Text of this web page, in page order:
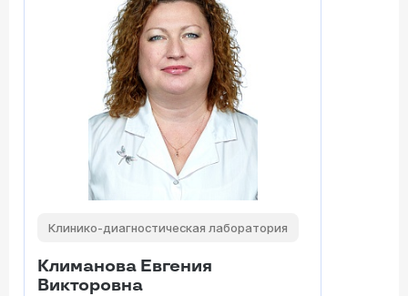
Клинико-диагностическая лаборатория
Климанова Евгения
Викторовна